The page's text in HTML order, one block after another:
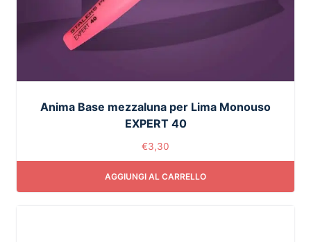
Anima Base mezzaluna per Lima Monouso
EXPERT 40
€3,30
AGGIUNGI AL CARRELLO